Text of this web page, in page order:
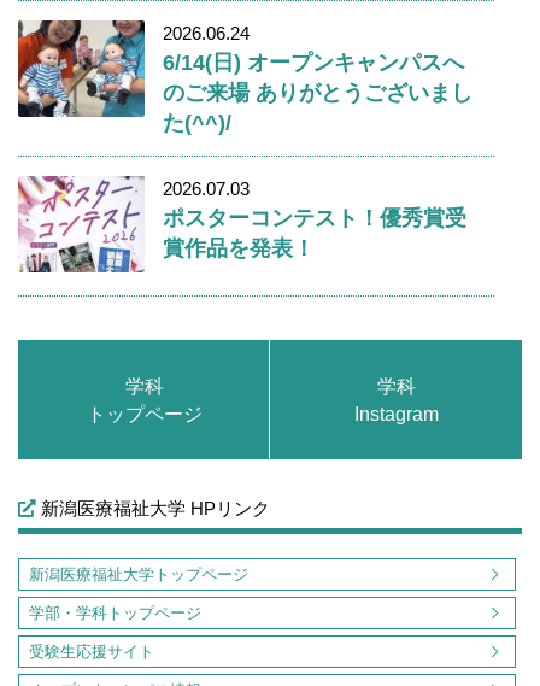
2026.06.24
6/14(日) オープンキャンパスへ
のご来場 ありがとうございまし
た(^^)/
2026.07.03
ポスターコンテスト！優秀賞受
賞作品を発表！
学科
トップページ
学科
Instagram
新潟医療福祉大学 HPリンク
新潟医療福祉大学トップページ
学部・学科トップページ
受験生応援サイト